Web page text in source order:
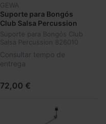
GEWA
Suporte para Bongós
Club Salsa Percussion
826010
Suporte para Bongós Club
Salsa Percussion 826010
Consultar tempo de
entrega
72,00 €